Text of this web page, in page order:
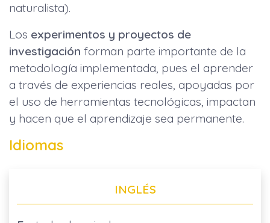
naturalista).
Los experimentos y proyectos de
investigación forman parte importante de la
metodología implementada, pues el aprender
a través de experiencias reales, apoyadas por
el uso de herramientas tecnológicas, impactan
y hacen que el aprendizaje sea permanente.
Idiomas
INGLÉS